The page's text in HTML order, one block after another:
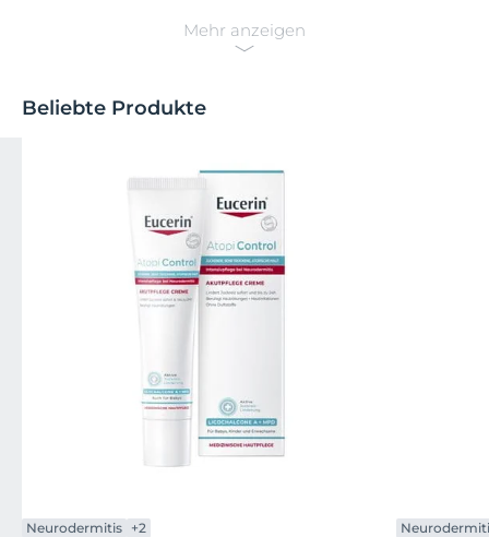
Mehr anzeigen
Beliebte Produkte
Neurodermitis +2